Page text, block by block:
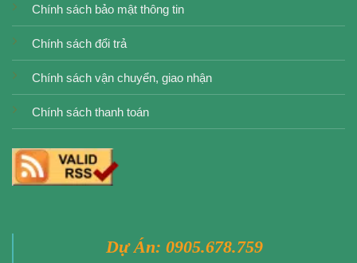
Chính sách bảo mật thông tin
Chính sách đổi trả
Chính sách vận chuyển, giao nhận
Chính sách thanh toán
Dự Án: 0905.678.759